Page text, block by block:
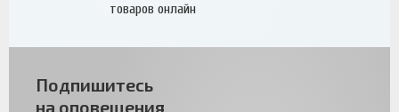
товаров онлайн
Подпишитесь
на оповещения